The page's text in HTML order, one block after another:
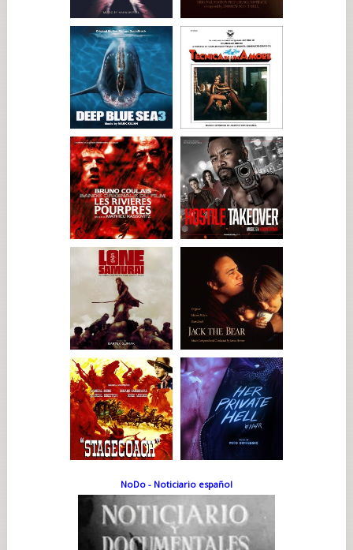
NoDo - Noticiario español